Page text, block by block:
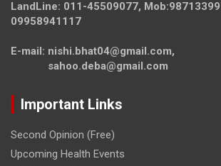
LandLine: 011-45509077,
09958941117
E-mail: nishi.bhat04@gmail.com,
sahoo.deba@gmail.com
Important Links
Second Opinion (Free)
Upcoming Health Events